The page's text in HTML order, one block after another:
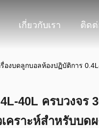
เกี่ยวกับเรา ติดต่
รื่องบดลูกบอลห้องปฏิบัติการ
40L ครบวงจร
คราะห์สําหรับบด